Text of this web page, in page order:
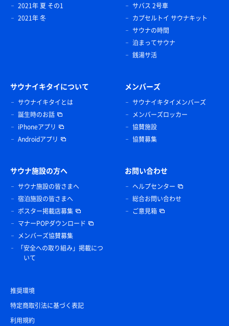
2021年 夏 その1
2021年 冬
サバス 2号車
カプセルトイ サウナキット
サウナの時間
泊まってサウナ
銭湯サ活
サウナイキタイについて
サウナイキタイとは
誕生時のお話
iPhoneアプリ
Androidアプリ
メンバーズ
サウナイキタイメンバーズ
メンバーズロッカー
協賛施設
協賛募集
サウナ施設の方へ
サウナ施設の皆さまへ
宿泊施設の皆さまへ
ポスター掲載店募集
マナーPOPダウンロード
メンバーズ協賛募集
「安全への取り組み」掲載につ
いて
お問い合わせ
ヘルプセンター
総合お問い合わせ
ご意見箱
推奨環境
特定商取引法に基づく表記
利用規約